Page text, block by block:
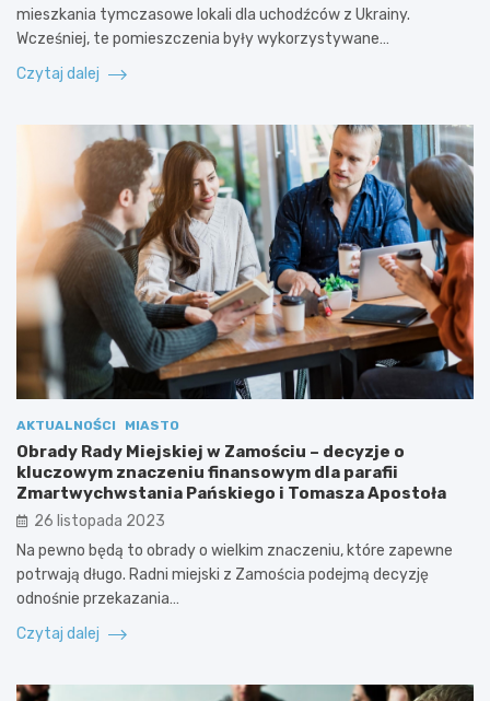
mieszkania tymczasowe lokali dla uchodźców z Ukrainy.
Wcześniej, te pomieszczenia były wykorzystywane…
Czytaj dalej
AKTUALNOŚCI MIASTO
Obrady Rady Miejskiej w Zamościu – decyzje o
kluczowym znaczeniu finansowym dla parafii
Zmartwychwstania Pańskiego i Tomasza Apostoła
26 listopada 2023
Na pewno będą to obrady o wielkim znaczeniu, które zapewne
potrwają długo. Radni miejski z Zamościa podejmą decyzję
odnośnie przekazania…
Czytaj dalej